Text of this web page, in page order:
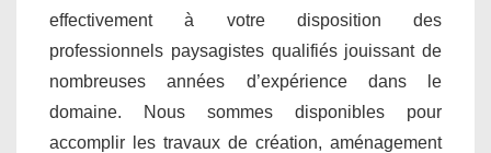
effectivement à votre disposition des
professionnels paysagistes qualifiés jouissant de
nombreuses années d’expérience dans le
domaine. Nous sommes disponibles pour
accomplir les travaux de création, aménagement